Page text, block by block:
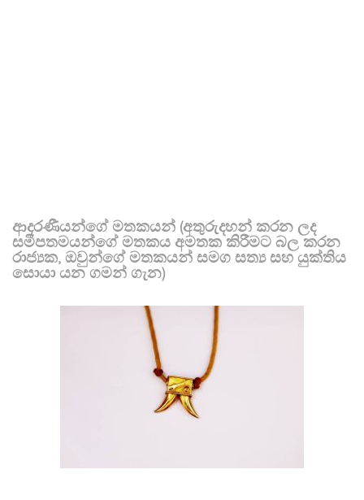
ආදරණීයන්ගේ මතකයන් (අතුරුදහන් කරන ලද
සමීපතමයන්ගේ මතකය අමතක කිරීමට බල කරන
රාජ්‍යක, ඔවුන්ගේ මතකයන් සමග සත්‍ය සහ යුක්තිය
සොයා යන ගමන් ගැන)